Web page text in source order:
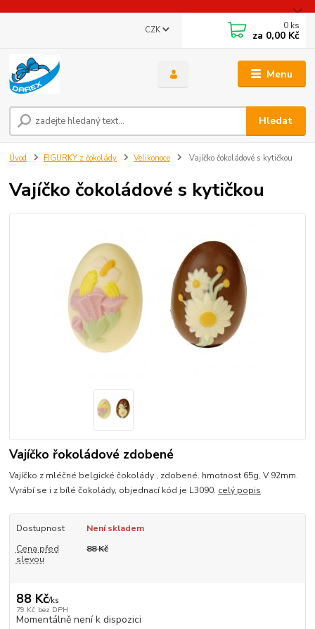
Menu
CZK
Hledat
0 ks
za 0,00 Kč
Úvod FIGURKY z čokolády Velikonoce Vajíčko čokoládové s kytičkou
Vajíčko čokoládové s kytičkou
Vajíčko řokoládové zdobené
Vajíčko z mléčné belgické čokolády , zdobené. hmotnost 65g, V 92mm.
Vyrábí se i z bílé čokolády, objednací kód je L3090. celý popis
Dostupnost
Není skladem
Cena před
slevou
88 Kč
88 Kč/ks
79 Kč bez DPH
Momentálně není k dispozici